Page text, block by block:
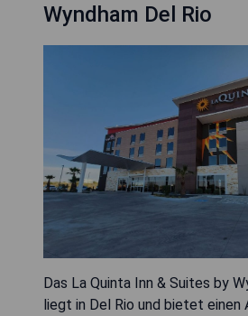
Wyndham Del Rio
Das La Quinta Inn & Suites by
liegt in Del Rio und bietet einen